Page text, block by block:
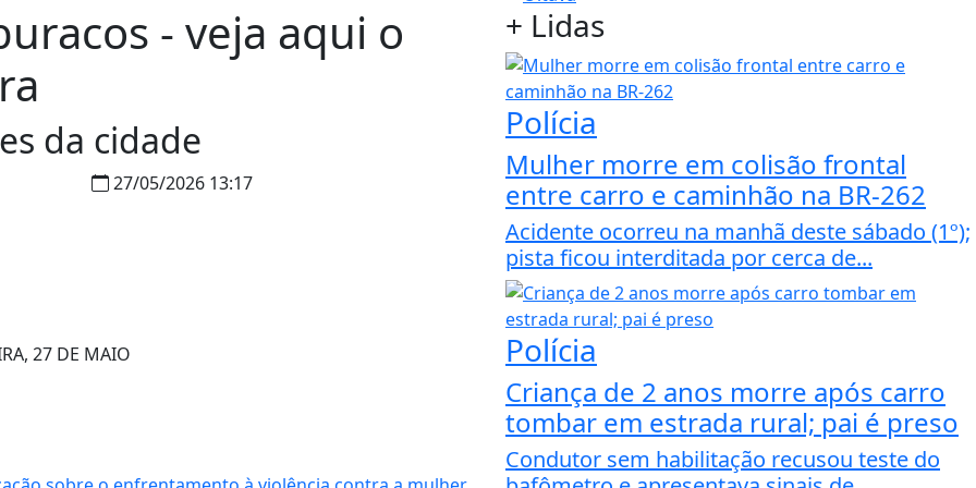
- veja aqui o
da cidade
27/05/2026 13:17
27 DE MAIO
+ Lidas
Polícia
Mulher morre em colisão frontal
entre carro e caminhão na BR-262
Acidente ocorreu na manhã deste sábado (1º);
pista ficou interditada por cerca de...
Polícia
Criança de 2 anos morre após carro
tombar em estrada rural; pai é preso
Condutor sem habilitação recusou teste do